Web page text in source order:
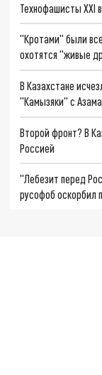
Технофашисты XXI
"Кротами" были
охотятся "живые
В Казахстане
"Камызяки" с
Второй фронт? В
Россией
"Лебезит перед
русофоб оскорбил